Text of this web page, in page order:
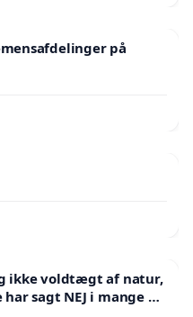
på
voldtægt af natur,
sagt NEJ i mange år.